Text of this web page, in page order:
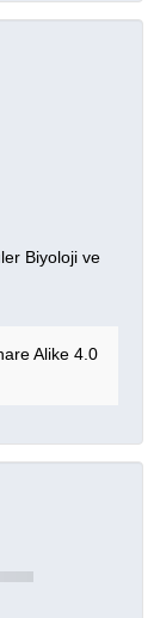
Biyoloji ve
Alike 4.0